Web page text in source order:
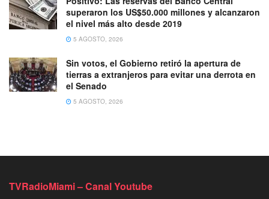
superaron los US$50.000 millones y alcanzaron
el nivel más alto desde 2019
5 AGOSTO, 2026
Sin votos, el Gobierno retiró la apertura de
tierras a extranjeros para evitar una derrota en
el Senado
5 AGOSTO, 2026
TVRadioMiami – Canal Youtube